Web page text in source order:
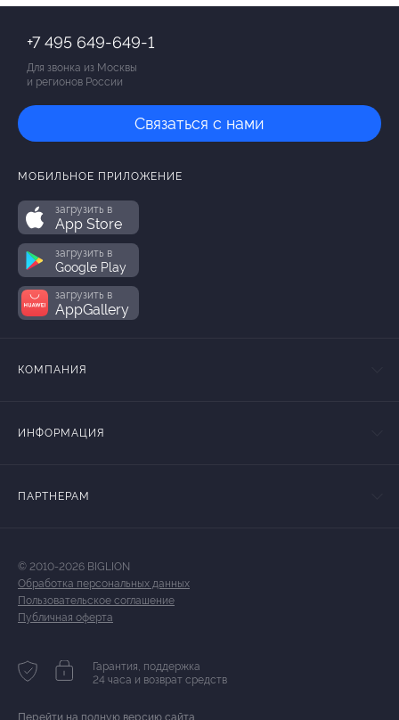
+7 495 649-649-1
Для звонка из Москвы
и регионов России
Связаться с нами
МОБИЛЬНОЕ ПРИЛОЖЕНИЕ
загрузить в
App Store
загрузить в
Google Play
загрузить в
AppGallery
КОМПАНИЯ
ИНФОРМАЦИЯ
ПАРТНЕРАМ
© 2010-2026 BIGLION
Обработка персональных данных
Пользовательское соглашение
Публичная оферта
Гарантия, поддержка
24 часа и возврат средств
Перейти на полную версию сайта